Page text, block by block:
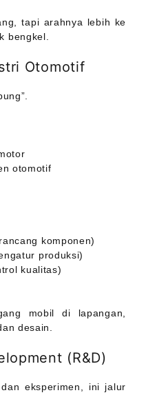
tapi arahnya lebih ke
bengkel.
Otomotif
otomotif
komponen)
produksi)
kualitas)
mobil di lapangan,
desain.
(R&D)
eksperimen, ini jalur